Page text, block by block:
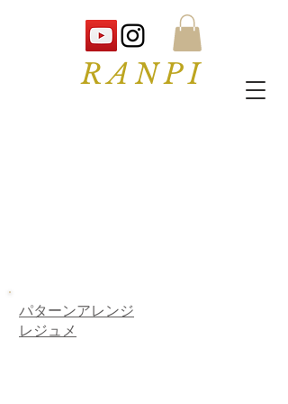
RANPI
パターンアレンジ
レジュメ